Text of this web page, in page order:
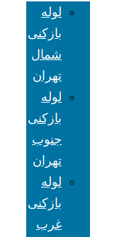
لوله
بازکنی
شمال
تهران
لوله
بازکنی
جنوب
تهران
لوله
بازکنی
غرب